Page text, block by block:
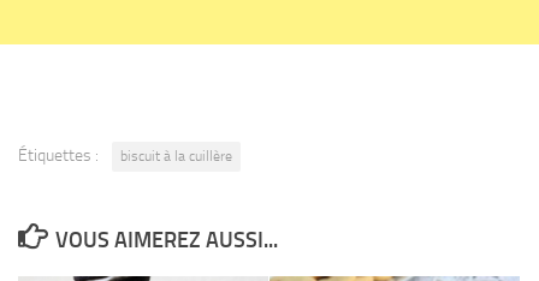
Étiquettes : biscuit à la cuillère
VOUS AIMEREZ AUSSI...